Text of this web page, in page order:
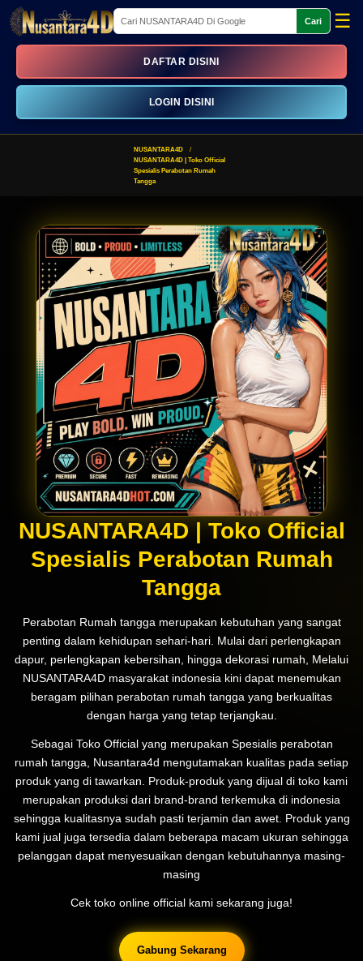
Cari ☰
DAFTAR DISINI
LOGIN DISINI
NUSANTARA4D
NUSANTARA4D | Toko Official
Spesialis Perabotan Rumah
Tangga
NUSANTARA4D | Toko Official
Spesialis Perabotan Rumah
Tangga
Perabotan Rumah tangga merupakan kebutuhan yang sangat
penting dalam kehidupan sehari-hari. Mulai dari perlengkapan
dapur, perlengkapan kebersihan, hingga dekorasi rumah, Melalui
NUSANTARA4D masyarakat indonesia kini dapat menemukan
beragam pilihan perabotan rumah tangga yang berkualitas
dengan harga yang tetap terjangkau.
Sebagai Toko Official yang merupakan Spesialis perabotan
rumah tangga, Nusantara4d mengutamakan kualitas pada setiap
produk yang di tawarkan. Produk-produk yang dijual di toko kami
merupakan produksi dari brand-brand terkemuka di indonesia
sehingga kualitasnya sudah pasti terjamin dan awet. Produk yang
kami jual juga tersedia dalam beberapa macam ukuran sehingga
pelanggan dapat menyesuaikan dengan kebutuhannya masing-
masing
Cek toko online official kami sekarang juga!
Gabung Sekarang